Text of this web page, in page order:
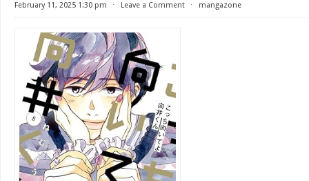
February 11, 2025 1:30 pm ⋅ Leave a Comment ⋅ mangazone